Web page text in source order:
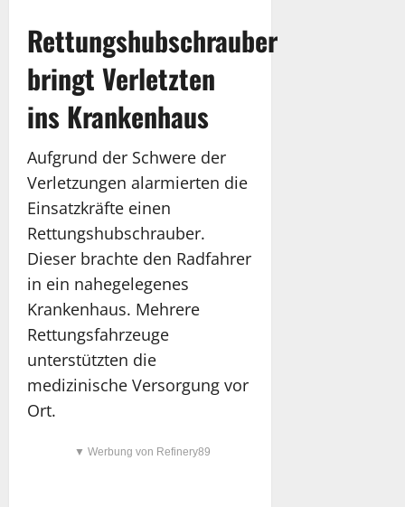
Rettungshubschrauber
bringt Verletzten
ins Krankenhaus
Aufgrund der Schwere der
Verletzungen alarmierten die
Einsatzkräfte einen
Rettungshubschrauber.
Dieser brachte den Radfahrer
in ein nahegelegenes
Krankenhaus. Mehrere
Rettungsfahrzeuge
unterstützten die
medizinische Versorgung vor
Ort.
▼ Werbung von Refinery89